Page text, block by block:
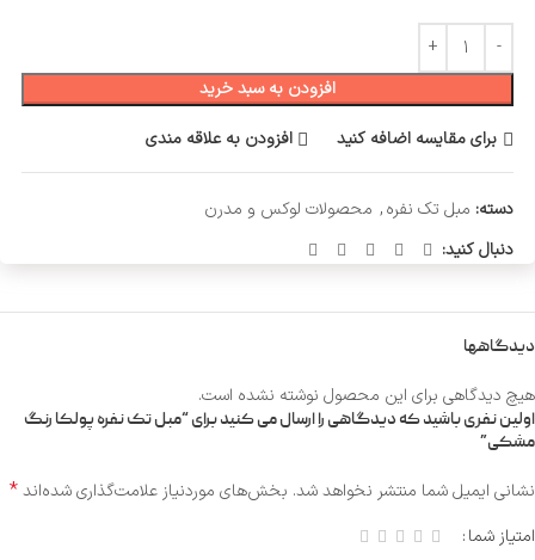
افزودن به سبد خرید
برای مقایسه اضافه کنید
افزودن به علاقه مندی
دسته: مبل تک نفره, محصولات لوکس و مدرن
دنبال کنید:
دیدگاهها
هیچ دیدگاهی برای این محصول نوشته نشده است.
اولین نفری باشید که دیدگاهی را ارسال می کنید برای “مبل تک نفره پولکا رنگ
مشکی”
نشانی ایمیل شما منتشر نخواهد شد. بخش‌های موردنیاز علامت‌گذاری شده‌اند*
امتیاز شما